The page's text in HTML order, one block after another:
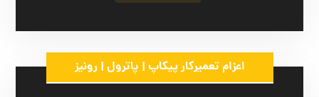
اعزام تعمیرکار پیکاپ | پاترول | رونیز